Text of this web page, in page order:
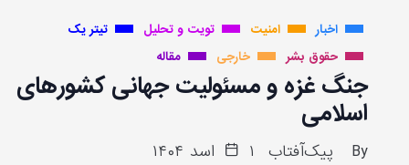
اخبار امنیت تویت و تحلیل
تیتر یک
حقوق بشر
خارجی مقاله
جنگ غزه و مسئولیت جهانی کشورهای
اسلامی
By پیک‌آفتاب
۱ اسد ۱۴۰۴